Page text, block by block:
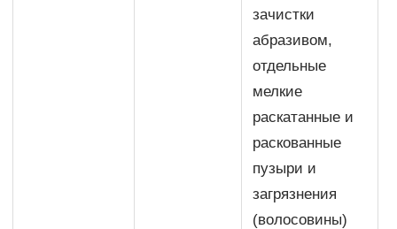
зачистки
абразивом,
отдельные
мелкие
раскатанные и
раскованные
пузыри и
загрязнения
(волосовины)